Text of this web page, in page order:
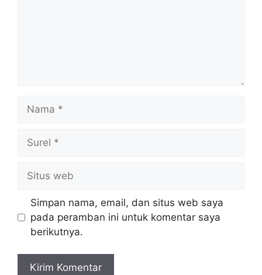
web
Simpan nama, email, dan situs web saya
pada peramban ini untuk komentar saya
berikutnya.